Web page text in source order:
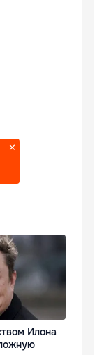
Илона